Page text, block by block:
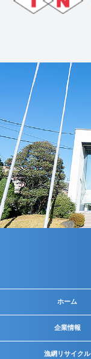
ホーム
企業情報
漁網リサイクル